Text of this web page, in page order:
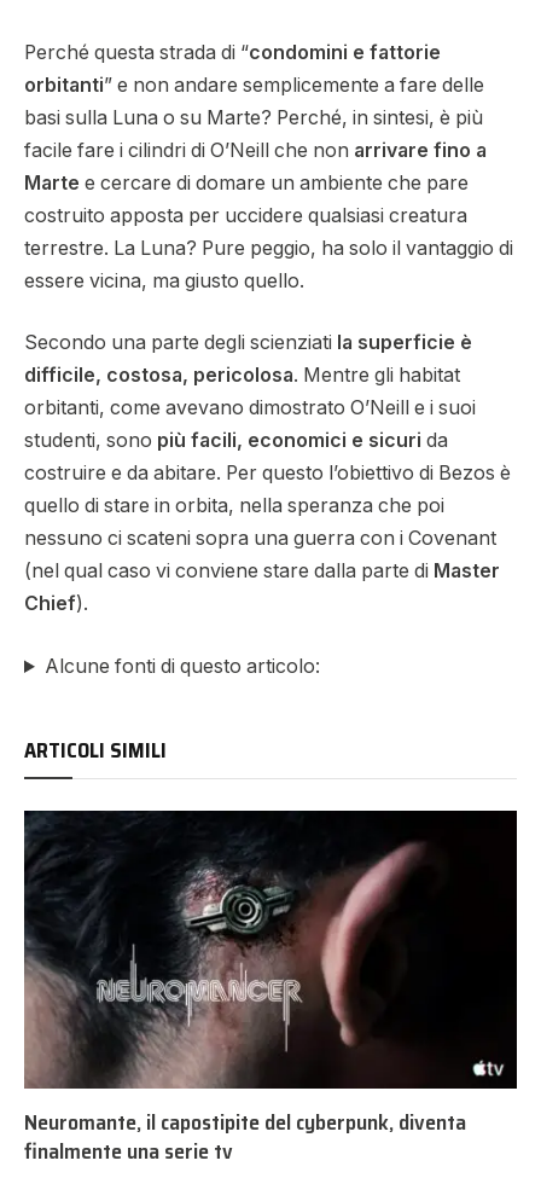
Perché questa strada di “condomini e fattorie
orbitanti” e non andare semplicemente a fare delle
basi sulla Luna o su Marte? Perché, in sintesi, è più
facile fare i cilindri di O’Neill che non arrivare fino a
Marte e cercare di domare un ambiente che pare
costruito apposta per uccidere qualsiasi creatura
terrestre. La Luna? Pure peggio, ha solo il vantaggio di
essere vicina, ma giusto quello.
Secondo una parte degli scienziati la superficie è
difficile, costosa, pericolosa. Mentre gli habitat
orbitanti, come avevano dimostrato O’Neill e i suoi
studenti, sono più facili, economici e sicuri da
costruire e da abitare. Per questo l’obiettivo di Bezos è
quello di stare in orbita, nella speranza che poi
nessuno ci scateni sopra una guerra con i Covenant
(nel qual caso vi conviene stare dalla parte di Master
Chief).
Alcune fonti di questo articolo:
ARTICOLI SIMILI
Neuromante, il capostipite del cyberpunk, diventa
finalmente una serie tv